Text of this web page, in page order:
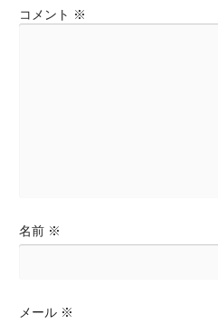
シ
ョ
コメント ※
名前 ※
メール ※